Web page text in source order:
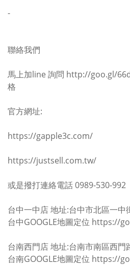
-
聯絡我們
馬上加line 詢問 http://goo.gl/
格
官方網址:
https://gapple3c.com/
https://justsell.com.tw/
或是撥打連絡電話 0989-530-992
台中一中店 地址:台中市北區一中
台中GOOGLE地圖定位 https://
台南西門店 地址:台南市南區西門
台南GOOGLE地圖定位 https://